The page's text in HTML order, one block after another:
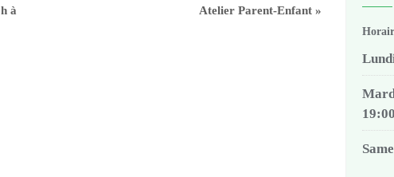
à Atelier Parent-Enfant »
19:00